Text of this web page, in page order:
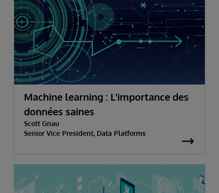
Machine learning : L'importance des
données saines
Scott Gnau
Senior Vice President, Data Platforms